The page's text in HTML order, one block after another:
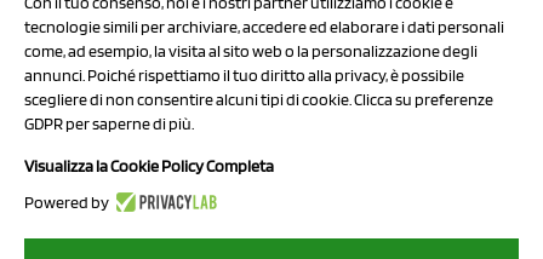
Privacy Policy
Cookie Policy
Chi Siamo
2023 NCX Drahorad srl - All rights reserved
tecnologie simili per archiviare, accedere ed elaborare i dati personali
come, ad esempio, la visita al sito web o la personalizzazione degli
annunci. Poiché rispettiamo il tuo diritto alla privacy, è possibile
scegliere di non consentire alcuni tipi di cookie. Clicca su preferenze
GDPR per saperne di più.
Visualizza la Cookie Policy Completa
Powered by